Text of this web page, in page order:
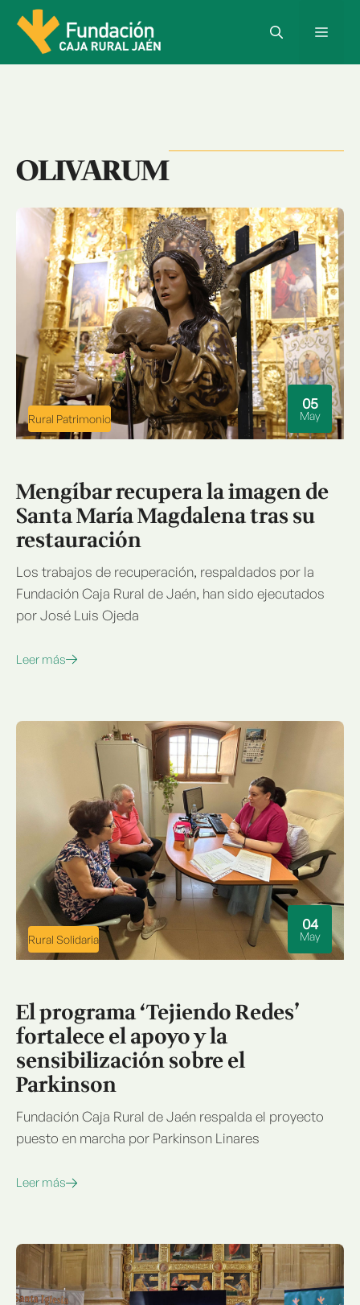
OLIVARUM
Rural Patrimonio
05
May
Mengíbar recupera la imagen de
Santa María Magdalena tras su
restauración
Los trabajos de recuperación, respaldados por la
Fundación Caja Rural de Jaén, han sido ejecutados
por José Luis Ojeda
Leer más
Rural Solidaria
04
May
El programa ‘Tejiendo Redes’
fortalece el apoyo y la
sensibilización sobre el
Parkinson
Fundación Caja Rural de Jaén respalda el proyecto
puesto en marcha por Parkinson Linares
Leer más